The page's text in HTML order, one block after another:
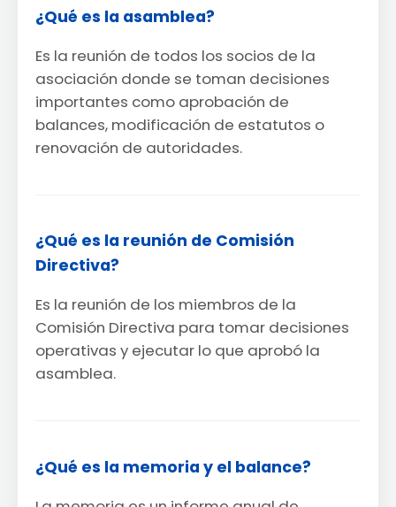
¿Qué es la asamblea?
Es la reunión de todos los socios de la
asociación donde se toman decisiones
importantes como aprobación de
balances, modificación de estatutos o
renovación de autoridades.
¿Qué es la reunión de Comisión
Directiva?
Es la reunión de los miembros de la
Comisión Directiva para tomar decisiones
operativas y ejecutar lo que aprobó la
asamblea.
¿Qué es la memoria y el balance?